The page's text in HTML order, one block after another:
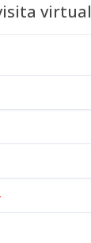
virtual